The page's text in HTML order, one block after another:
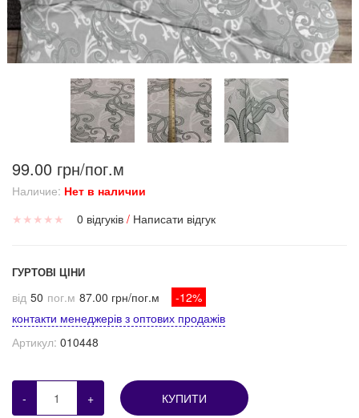
99.00 грн/пог.м
Наличие: Нет в наличии
★ ★ ★ ★ ★ 0 відгуків / Написати відгук
ГУРТОВІ ЦІНИ
від 50 пог.м 87.00 грн/пог.м
-12%
контакти менеджерів з оптових продажів
Артикул: 010448
- + КУПИТИ